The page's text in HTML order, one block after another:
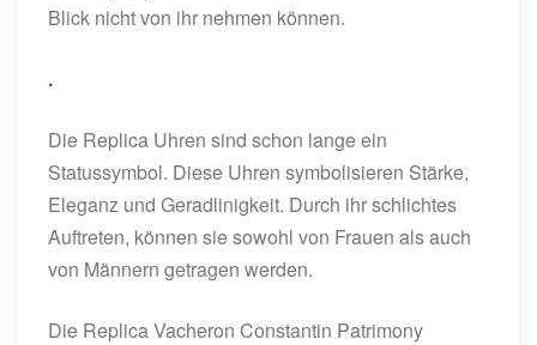
Blick nicht von ihr nehmen können.
.
Die Replica Uhren sind schon lange ein
Statussymbol. Diese Uhren symbolisieren Stärke,
Eleganz und Geradlinigkeit. Durch ihr schlichtes
Auftreten, können sie sowohl von Frauen als auch
von Männern getragen werden.
Die Replica Vacheron Constantin Patrimony